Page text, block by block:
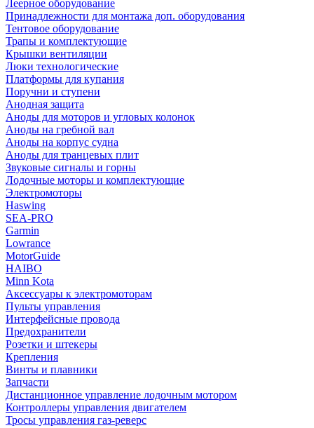
Леерное оборудование
Принадлежности для монтажа доп. оборудования
Тентовое оборудование
Трапы и комплектующие
Крышки вентиляции
Люки технологические
Платформы для купания
Поручни и ступени
Анодная защита
Аноды для моторов и угловых колонок
Аноды на гребной вал
Аноды на корпус судна
Аноды для транцевых плит
Звуковые сигналы и горны
Лодочные моторы и комплектующие
Электромоторы
Haswing
SEA-PRO
Garmin
Lowrance
MotorGuide
HAIBO
Minn Kota
Аксессуары к электромоторам
Пульты управления
Интерфейсные провода
Предохранители
Розетки и штекеры
Крепления
Винты и плавники
Запчасти
Дистанционное управление лодочным мотором
Контроллеры управления двигателем
Тросы управления газ-реверс